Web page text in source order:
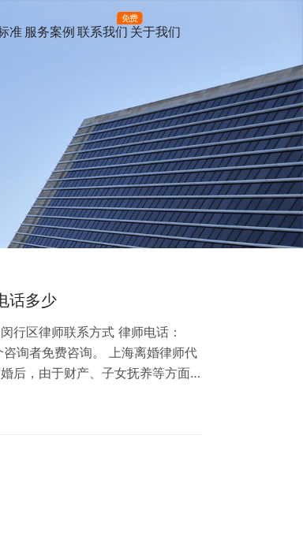
准 服务案例 联系我们
免费
关于我们
话多少
行区律师联系方式 律师电话：
询者免费咨询。 上海离婚律师代
后，由于财产、子女抚养等方面的
纠纷案例。下面将具体分为三个
希望能够维护自己探视子女…